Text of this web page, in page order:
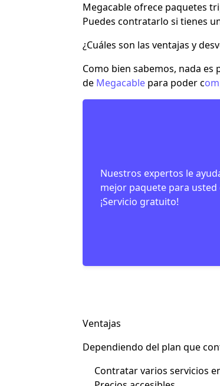
Megacable ofrece paquetes
Puedes contratarlo si tienes
¿Cuáles son las ventajas y
Como bien sabemos, nada
de Megacable para poder c
Nuestros expertos le
mejor paquete para usted
¡Servicio gratuito!
Ventajas
Dependiendo del plan que
Contratar varios servicios